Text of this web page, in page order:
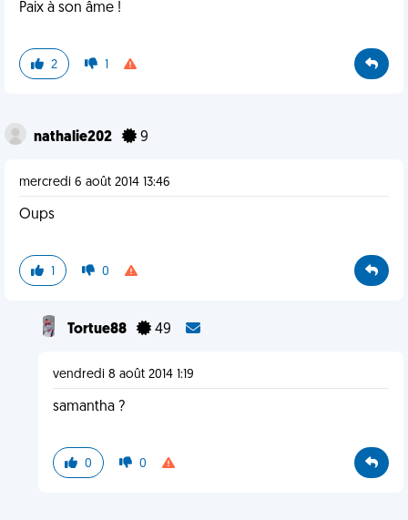
Paix à son âme !
2 1
nathalie202 9
mercredi 6 août 2014 13:46
Oups
1 0
Tortue88 49
vendredi 8 août 2014 1:19
samantha ?
0 0